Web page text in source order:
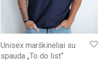
Unisex marškinėliai su
spauda „To do list“